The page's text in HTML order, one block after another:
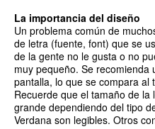
La importancia del diseño
Un problema común de
de letra (fuente, font) que se
de la gente no le gusta o no
muy pequeño. Se recomienda
pantalla, lo que se compara al
Recuerde que el tamaño de
grande dependiendo del tipo
Verdana son legibles. Otros